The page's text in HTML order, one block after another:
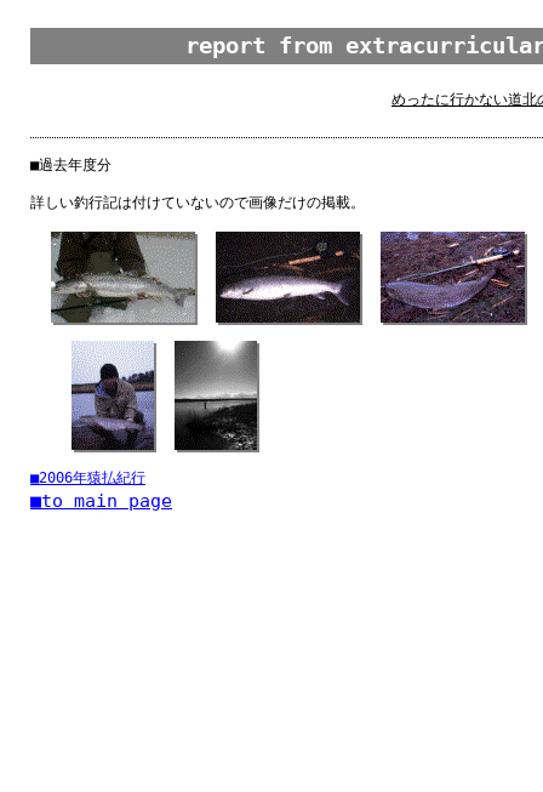
report from
めったに行かない道北
■過去年度分
詳しい釣行記は付けていないので画像だけの掲載。
■2006年猿払紀行
■to main page